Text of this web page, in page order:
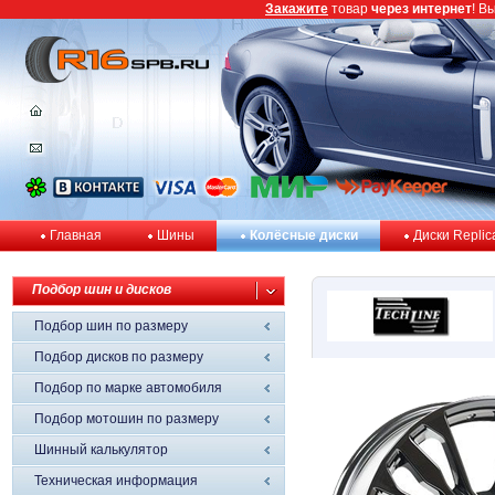
Главная Шины Колёсные диски Диски
Подбор шин и дисков
Подбор шин по размеру
Подбор дисков по размеру
Подбор по марке автомобиля
Подбор мотошин по размеру
Шинный калькулятор
Техническая информация
Закажите товар через интернет!